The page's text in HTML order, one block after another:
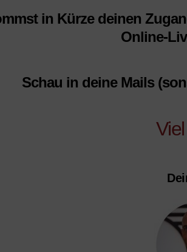
in Kürze deinen
Online-
Schau in deine Mails